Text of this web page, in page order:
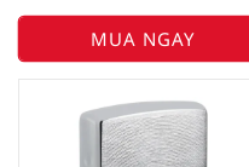
MUA NGAY